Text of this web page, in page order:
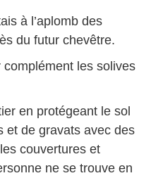
à l’aplomb des
du futur chevêtre.
les solives
en protégeant le sol
et de gravats avec des
couvertures et
ne se trouve en